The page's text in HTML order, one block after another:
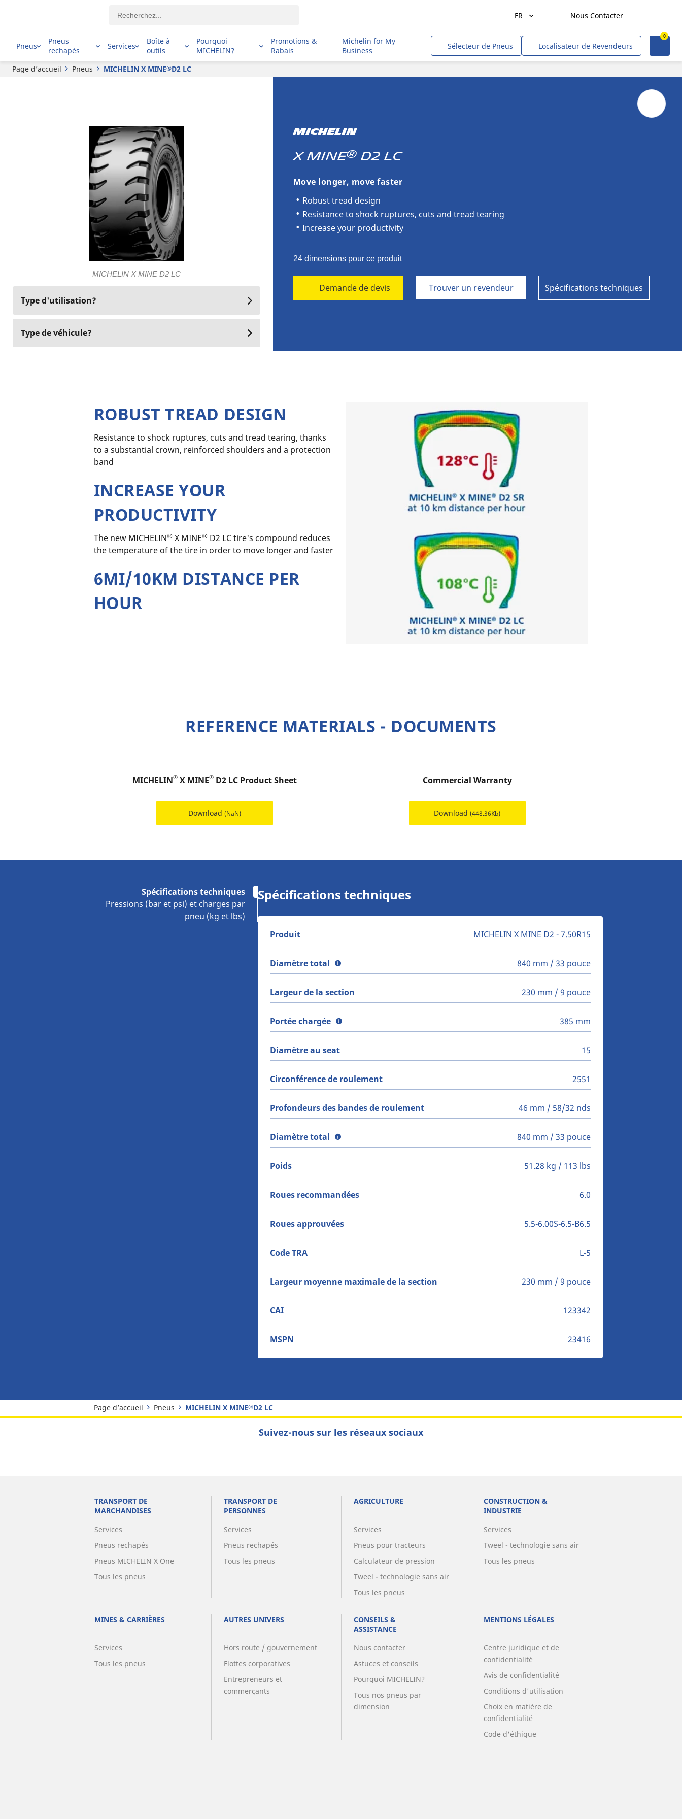
FR Nous Contacter
Transport de marchandises
0
Pneus
Pneus
rechapés
Services
Boîte à
outils
Pourquoi
MICHELIN?
Promotions &
Rabais
Michelin for My
Business
Sélecteur de Pneus Localisateur de Revendeurs
Page d’accueil Pneus MICHELIN X MINE®D2 LC
MICHELIN X MINE D2 LC
Type d'utilisation?
Type de véhicule?
MICHELIN
X MINE® D2 LC
Move longer, move faster
Robust tread design
Resistance to shock ruptures, cuts and tread tearing
Increase your productivity
24 dimensions pour ce produit
Demande de devis Trouver un revendeur Spécifications techniques
X MINE Demande de devis
ROBUST TREAD DESIGN
Resistance to shock ruptures, cuts and tread tearing, thanks
to a substantial crown, reinforced shoulders and a protection
band
INCREASE YOUR
PRODUCTIVITY
The new MICHELIN®X MINE®D2 LC tire's compound reduces
the temperature of the tire in order to move longer and faster
6MI/10KM DISTANCE PER
HOUR
REFERENCE MATERIALS - DOCUMENTS
MICHELIN® X MINE® D2 LC Product Sheet
Download(NaN)
Commercial Warranty
Download(448.36Kb)
Spécifications techniques
Pressions (bar et psi) et charges par
pneu (kg et lbs)
Spécifications techniques
Produit MICHELIN X MINE D2 - 7.50R15
Diamètre total 840 mm / 33 pouce
Largeur de la section 230 mm / 9 pouce
Portée chargée 385 mm
Diamètre au seat 15
Circonférence de roulement 2551
Profondeurs des bandes de roulement 46 mm / 58/32 nds
Diamètre total 840 mm / 33 pouce
Poids 51.28 kg / 113 lbs
Roues recommandées 6.0
Roues approuvées 5.5-6.00S-6.5-B6.5
Code TRA L-5
Largeur moyenne maximale de la section 230 mm / 9 pouce
CAI 123342
MSPN 23416
Page d’accueil Pneus MICHELIN X MINE®D2 LC
Suivez-nous sur les réseaux sociaux
TRANSPORT DE
MARCHANDISES
Services
Pneus rechapés
Pneus MICHELIN X One
Tous les pneus
TRANSPORT DE
PERSONNES
Services
Pneus rechapés
Tous les pneus
AGRICULTURE
Services
Pneus pour tracteurs
Calculateur de pression
Tweel - technologie sans air
Tous les pneus
CONSTRUCTION &
INDUSTRIE
Services
Tweel - technologie sans air
Tous les pneus
MINES & CARRIÈRES
Services
Tous les pneus
AUTRES UNIVERS
Hors route / gouvernement
Flottes corporatives
Entrepreneurs et
commerçants
CONSEILS &
ASSISTANCE
Nous contacter
Astuces et conseils
Pourquoi MICHELIN?
Tous nos pneus par
dimension
MENTIONS LÉGALES
Centre juridique et de
confidentialité
Avis de confidentialité
Conditions d'utilisation
Choix en matière de
confidentialité
Code d'éthique